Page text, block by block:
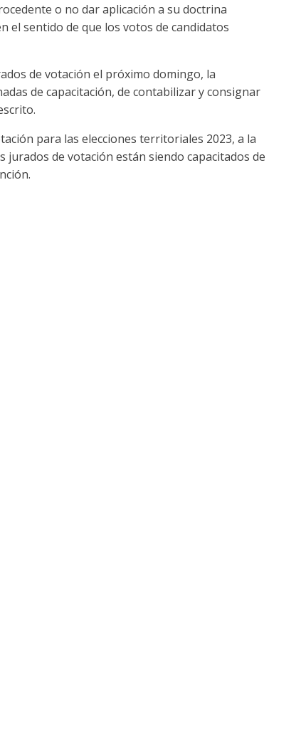
o no dar aplicación a su doctrina
el sentido de que los votos de candidatos
de votación el próximo domingo, la
de capacitación, de contabilizar y consignar
para las elecciones territoriales 2023, a la
jurados de votación están siendo capacitados de